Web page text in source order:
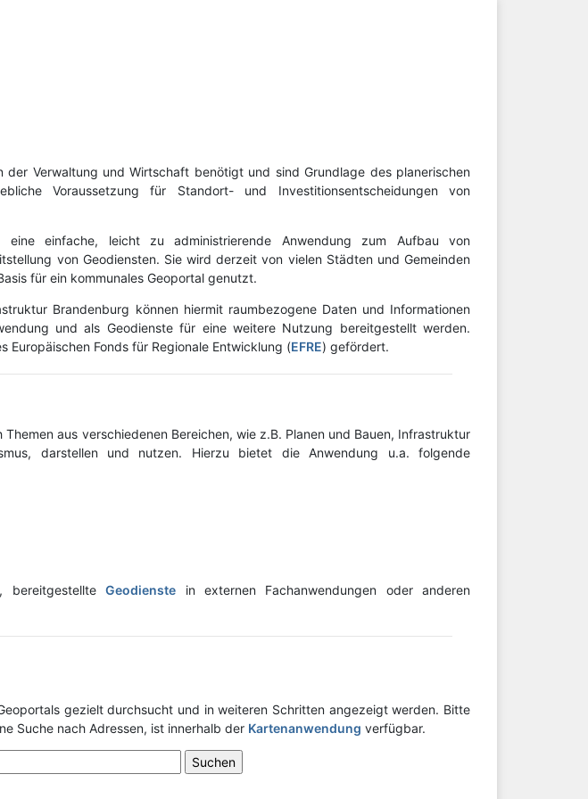
der Verwaltung und Wirtschaft benötigt und sind Grundlage des planerischen
Voraussetzung für Standort- und Investitionsentscheidungen von
eine einfache, leicht zu administrierende Anwendung zum Aufbau von
von Geodiensten. Sie wird derzeit von vielen Städten und Gemeinden
für ein kommunales Geoportal genutzt.
Brandenburg können hiermit raumbezogene Daten und Informationen
und als Geodienste für eine weitere Nutzung bereitgestellt werden.
Europäischen Fonds für Regionale Entwicklung (EFRE) gefördert.
Themen aus verschiedenen Bereichen, wie z.B. Planen und Bauen, Infrastruktur
darstellen und nutzen. Hierzu bietet die Anwendung u.a. folgende
bereitgestellteGeodienste in externen Fachanwendungen oder anderen
gezielt durchsucht und in weiteren Schritten angezeigt werden. Bitte
Suche nach Adressen, ist innerhalb der Kartenanwendung verfügbar.